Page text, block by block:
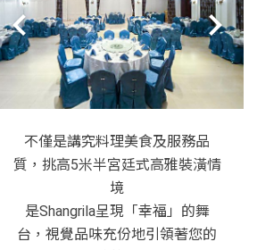
不僅是講究料理美食及服務品
質，挑高5米半宮廷式高雅裝潢情
境
是Shangrila呈現「幸福」的舞
台，視覺品味充份地引領著您的